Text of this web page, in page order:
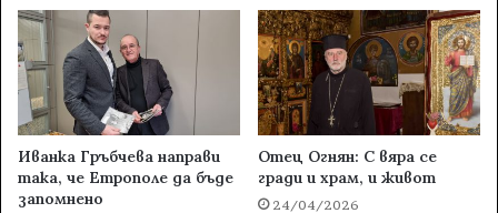
Иванка Гръбчева направи
така, че Етрополе да бъде
запомнено
Отец Огнян: С вяра се
гради и храм, и живот
24/04/2026